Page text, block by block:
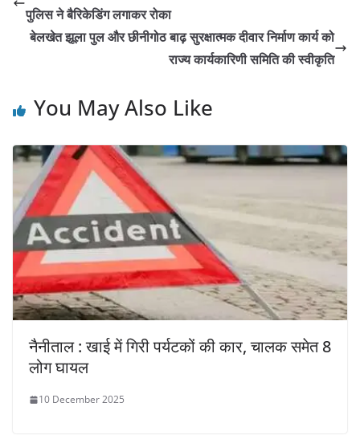
पुलिस ने बैरिकेडिंग लगाकर रोका
बेलखेत झूला पुल और छीनीगोठ बाढ़ सुरक्षात्मक दीवार निर्माण कार्य को
राज्य कार्यकारिणी समिति की स्वीकृति
You May Also Like
नैनीताल : खाई में गिरी पर्यटकों की कार, चालक समेत 8
लोग घायल
10 December 2025